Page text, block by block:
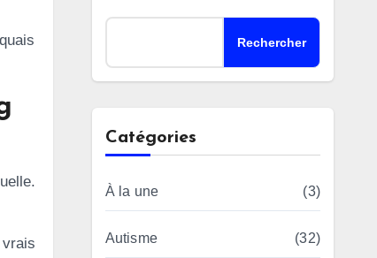
Rechercher
Catégories
À la une (3)
Autisme (32)